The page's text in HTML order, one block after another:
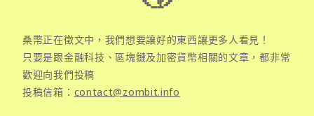
桑幣正在徵文中，我們想要讓好的東西讓更多人看見！
只要是跟金融科技、區塊鏈及加密貨幣相關的文章，都非常
歡迎向我們投稿
投稿信箱： contact@zombit.info